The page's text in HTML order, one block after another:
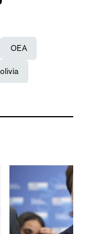
OEA